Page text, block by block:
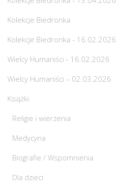
Kolekcje Biedronka
Kolekcje Biedronka - 16.02.2026
Wielcy Humaniści - 16.02.2026
Wielcy Humaniści – 02.03.2026
Książki
Religie i wierzenia
Medycyna
Biografie / Wspomnienia
Dla dzieci